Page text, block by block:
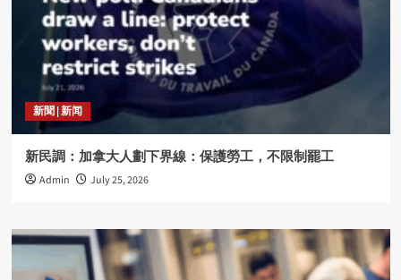
新聞 | 新闻
新民調：加拿大人劃下界線：保護勞工，不限制罷工
Admin July 25, 2026